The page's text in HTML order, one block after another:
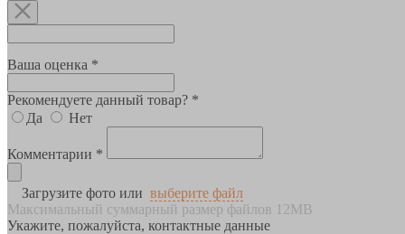
Ваша оценка *
Рекомендуете данный товар? *
Да
Нет
Комментарии *
Загрузите фото или выберите файл
Максимальный суммарный размер файлов 12MB
Укажите, пожалуйста, контактные данные